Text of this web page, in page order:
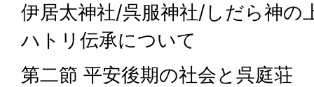
伊居太神社/呉服神社/しだら神の
ハトリ伝承について
第二節 平安後期の社会と呉庭荘